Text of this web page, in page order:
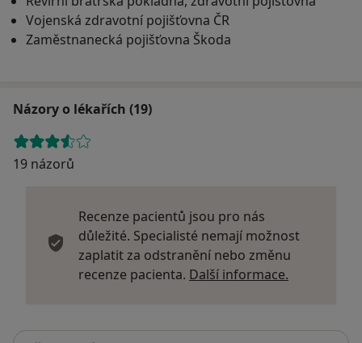
Vojenská zdravotní pojišťovna ČR
Zaměstnanecká pojišťovna Škoda
Názory o lékařích (19)
19 názorů
Recenze pacientů jsou pro nás
důležité. Specialisté nemají možnost
zaplatit za odstranění nebo změnu
recenze pacienta. Další informace.